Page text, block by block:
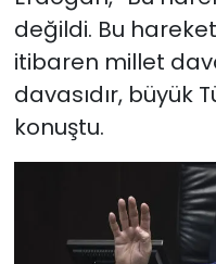
değildi. Bu
itibaren millet
davasıdır, büyük
konuştu.